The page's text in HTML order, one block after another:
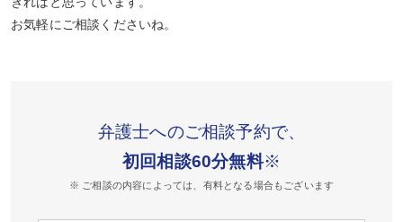
お気軽にご相談くださいね。
弁護士へのご相談予約で、
初回相談60分無料※
※ ご相談の内容によっては、有料となる場合もございます